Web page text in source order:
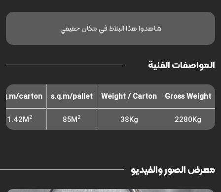
شاهدوا هذا البلاط في مكان حقيقي
المواصفات الفنية
Gross Weight
Weight / Carton
s.q.m/pallet
carton
2280Kg
38Kg
85M2
1.42M2
معرض الصور والفيديو